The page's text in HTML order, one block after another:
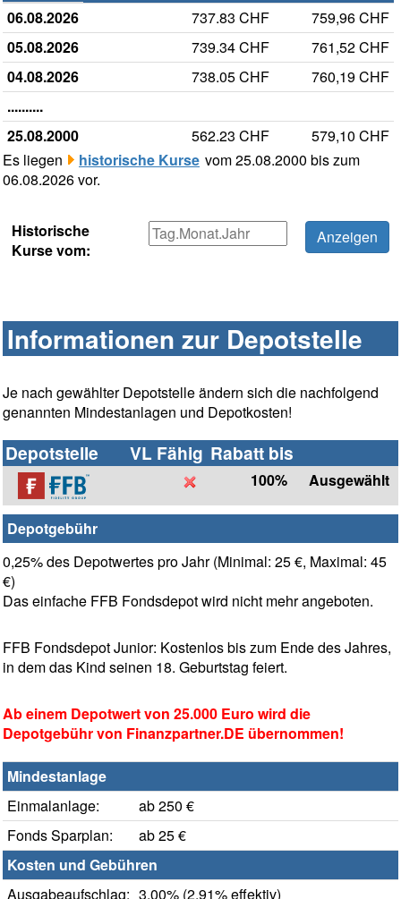
06.08.2026 737.83 CHF
759,96 CHF
05.08.2026
739.34 CHF
761,52 CHF
04.08.2026
738.05 CHF
760,19 CHF
..........
25.08.2000
562.23 CHF
579,10 CHF
Es liegen
historische Kurse vom 25.08.2000 bis zum
06.08.2026 vor.
Historische
Kurse vom:
Informationen zur Depotstelle
Je nach gewählter Depotstelle ändern sich die nachfolgend
genannten Mindestanlagen und Depotkosten!
Depotstelle VL Fähig Rabatt bis
100% Ausgewählt
Depotgebühr
0,25% des Depotwertes pro Jahr (Minimal: 25 €, Maximal: 45
€)
Das einfache FFB Fondsdepot wird nicht mehr angeboten.
FFB Fondsdepot Junior: Kostenlos bis zum Ende des Jahres,
in dem das Kind seinen 18. Geburtstag feiert.
Ab einem Depotwert von 25.000 Euro wird die
Depotgebühr von Finanzpartner.DE übernommen!
Mindestanlage
Einmalanlage:
ab 250 €
Fonds Sparplan:
ab 25 €
Kosten und Gebühren
Ausgabeaufschlag: 3,00% (2,91% effektiv)